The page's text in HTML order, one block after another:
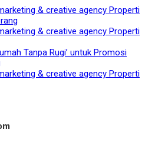
& creative agency Properti
& creative agency Properti
Tanpa Rugi’ untuk Promosi
& creative agency Properti